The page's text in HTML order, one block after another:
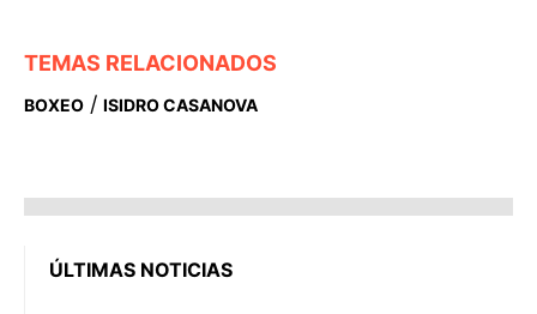
TEMAS RELACIONADOS
BOXEO / ISIDRO CASANOVA
ÚLTIMAS NOTICIAS